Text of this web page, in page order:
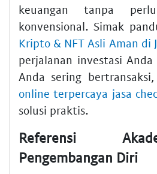
keuangan tanpa
konvensional. Simak
Kripto & NFT Asli Aman di
perjalanan investasi
Anda sering bertransaksi,
online terpercaya jasa
solusi praktis.
Referensi
Pengembangan Diri